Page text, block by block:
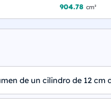
904.78 cm²
de un cilindro de 12 cm